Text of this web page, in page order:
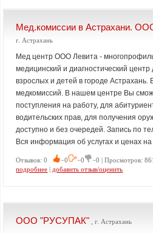
Мед.комиссии в Астрахани.
г. Астрахань
Мед центр ООО Левита -
медицинский и диагностический центр
взрослых и детей в городе Астрахань.
медкомиссий. В нашем центре Вы
поступления на работу, для
водительских прав, для получения
доступно и без очередей. Запись по
Вся информация об услугах и ценах
Отзывов: 0 −0 −0 −0 | Просмотров:
подробнее | добавить отзыв/оценить
ООО "РУСУПАК" , г. Астрахань